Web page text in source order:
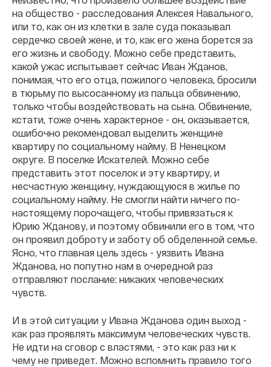
на общество - расследования Алексея Навального,
или то, как он из клетки в зале суда показывал
сердечко своей жене, и то, как его жена борется за
его жизнь и свободу. Можно себе представить,
какой ужас испытывает сейчас Иван Жданов,
понимая, что его отца, пожилого человека, бросили
в тюрьму по высосанному из пальца обвинению,
только чтобы воздействовать на сына. Обвинение,
кстати, тоже очень характерное - он, оказывается,
ошибочно рекомендовал выделить женщине
квартиру по социальному найму. В Ненецком
округе. В поселке Искателей. Можно себе
представить этот поселок и эту квартиру, и
несчастную женщину, нуждающуюся в жилье по
социальному найму. Не смогли найти ничего по-
настоящему порочащего, чтобы привязаться к
Юрию Жданову, и поэтому обвинили его в том, что
он проявил доброту и заботу об обделенной семье.
Ясно, что главная цель здесь - уязвить Ивана
Жданова, но попутно нам в очередной раз
отправляют послание: никаких человеческих
чувств.
И в этой ситуации у Ивана Жданова один выход -
как раз проявлять максимум человеческих чувств.
Не идти на сговор с властями, - это как раз ни к
чему не приведет. Можно вспомнить правило того